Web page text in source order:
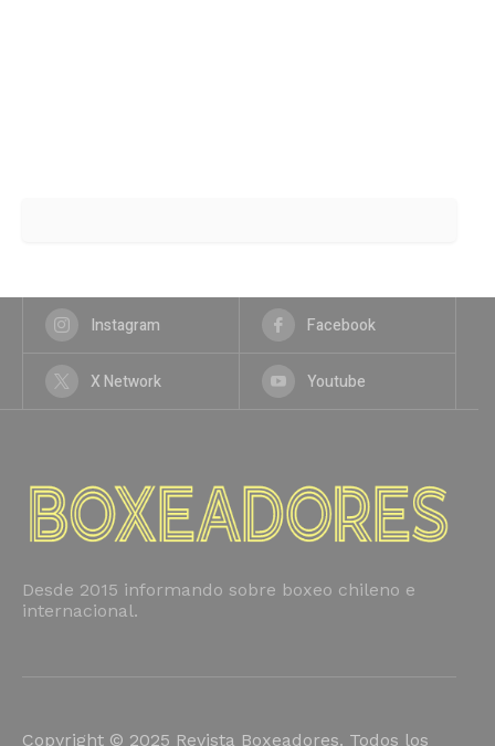
Instagram Facebook
X Network Youtube
Desde 2015 informando sobre boxeo chileno e
internacional.
Copyright © 2025 Revista Boxeadores. Todos los